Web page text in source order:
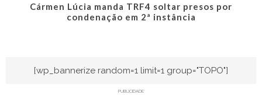
Cármen Lúcia manda TRF4 soltar presos por
condenação em 2ª instância
[wp_bannerize random=1 limit=1 group="TOPO"]
PUBLICIDADE